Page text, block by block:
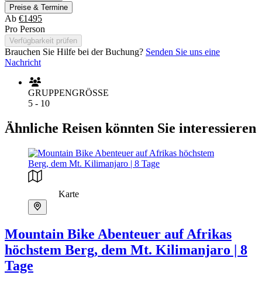
Preise & Termine
Ab €1495
Pro Person
Verfügbarkeit prüfen
Brauchen Sie Hilfe bei der Buchung? Senden Sie uns eine
Nachricht
GRUPPENGRÖSSE
5 - 10
Ähnliche Reisen könnten Sie interessieren
Karte
Mountain Bike Abenteuer auf Afrikas
höchstem Berg, dem Mt. Kilimanjaro | 8
Tage